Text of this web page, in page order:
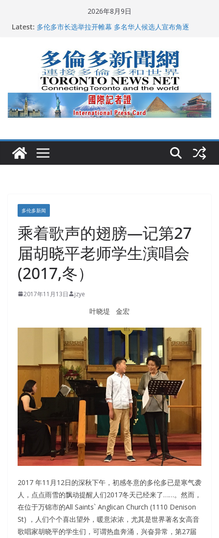
2026年8月9日
Latest: 龚晓华参加多伦多骄傲大游行 与市民分享竞选理念
特朗普称加拿大“不友善”并批评其领导层 卡尼：谈判事
关加拿大就业
2026加拿大青少年儿童绘画比赛颁奖典礼多伦多举行
多伦多新闻
乘着歌声的翅膀—记第27
届胡晓平老师学生演唱会
(2017,冬）
2017年11月13日 jzye
叶晓堤 金宏
2017 年11月12日的深秋下午，初感冬意的多伦多已是寒气袭
人，点点雨雪的飘动提醒人们2017冬天已经来了……。然而，
在位于万锦市的All Saints` Anglican Church (1110 Denison
St) ，人们个个喜出望外，暖意浓浓，尤其是世界著名女高音
歌唱家胡晓平的学生们，可谓热血奔涌，兴奋异常，第27届